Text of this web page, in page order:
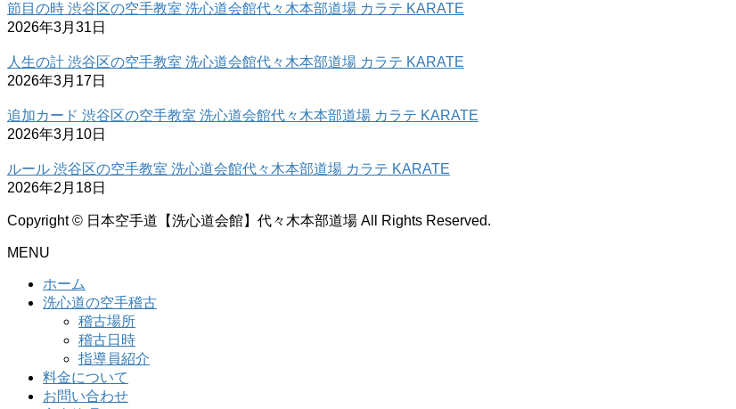
節目の時 渋谷区の空手教室 洗心道会館代々木本部道場 カラテ KARATE
2026年3月31日
人生の計 渋谷区の空手教室 洗心道会館代々木本部道場 カラテ KARATE
2026年3月17日
追加カード 渋谷区の空手教室 洗心道会館代々木本部道場 カラテ KARATE
2026年3月10日
ルール 渋谷区の空手教室 洗心道会館代々木本部道場 カラテ KARATE
2026年2月18日
Copyright © 日本空手道【洗心道会館】代々木本部道場 All Rights Reserved.
MENU
ホーム
洗心道の空手稽古
稽古場所
稽古日時
指導員紹介
料金について
お問い合わせ